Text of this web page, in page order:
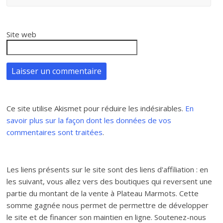
Site web
Ce site utilise Akismet pour réduire les indésirables. En
savoir plus sur la façon dont les données de vos
commentaires sont traitées.
Les liens présents sur le site sont des liens d'affiliation : en
les suivant, vous allez vers des boutiques qui reversent une
partie du montant de la vente à Plateau Marmots. Cette
somme gagnée nous permet de permettre de développer
le site et de financer son maintien en ligne. Soutenez-nous